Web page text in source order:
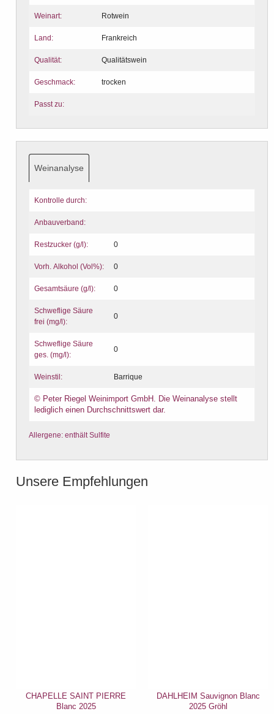
Weinart: Rotwein
Land: Frankreich
Qualität: Qualitätswein
Geschmack: trocken
Passt zu:
Weinanalyse
Kontrolle durch:
Anbauverband:
Restzucker (g/l): 0
Vorh. Alkohol (Vol%): 0
Gesamtsäure (g/l): 0
Schweflige Säure
frei (mg/l):
0
Schweflige Säure
ges. (mg/l):
0
Weinstil: Barrique
© Peter Riegel Weinimport GmbH. Die Weinanalyse stellt
lediglich einen Durchschnittswert dar.
Allergene: enthält Sulfite
Unsere Empfehlungen
CHAPELLE SAINT PIERRE
Blanc 2025
DAHLHEIM Sauvignon Blanc
2025 Gröhl